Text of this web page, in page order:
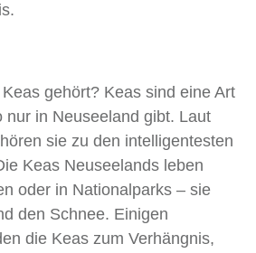
gehört? Keas sind eine Art
nur in Neuseeland gibt. Laut
sie zu den intelligentesten
Keas Neuseelands leben
oder in Nationalparks – sie
den Schnee. Einigen
die Keas zum Verhängnis,